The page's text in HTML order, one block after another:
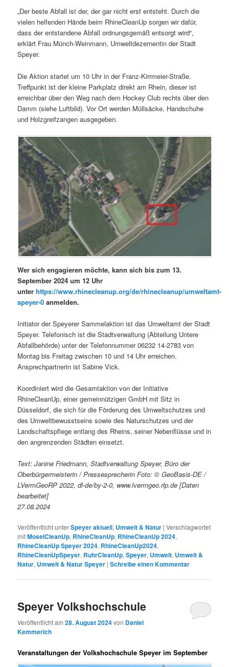
„Der beste Abfall ist der, der gar nicht erst entsteht. Durch die
vielen helfenden Hände beim RhineCleanUp sorgen wir dafür,
dass der entstandene Abfall ordnungsgemäß entsorgt wird“,
erklärt Frau Münch-Weinmann, Umweltdezernentin der Stadt
Speyer.
Die Aktion startet um 10 Uhr in der Franz-Kirrmeier-Straße.
Treffpunkt ist der kleine Parkplatz direkt am Rhein, dieser ist
erreichbar über den Weg nach dem Hockey Club rechts über den
Damm (siehe Luftbild). Vor Ort werden Müllsäcke, Handschuhe
und Holzgreifzangen ausgegeben.
Wer sich engagieren möchte, kann sich bis zum 13.
September 2024 um 12 Uhr
unterhttps://www.rhinecleanup.org/de/rhinecleanup/umweltamt-
speyer-0 anmelden.
Initiator der Speyerer Sammelaktion ist das Umweltamt der Stadt
Speyer. Telefonisch ist die Stadtverwaltung (Abteilung Untere
Abfallbehörde) unter der Telefonnummer 06232 14-2783 von
Montag bis Freitag zwischen 10 und 14 Uhr erreichen.
Ansprechpartnerin ist Sabine Vick.
Koordiniert wird die Gesamtaktion von der Initiative
RhineCleanUp, einer gemeinnützigen GmbH mit Sitz in
Düsseldorf, die sich für die Förderung des Umweltschutzes und
des Umweltbewusstseins sowie des Naturschutzes und der
Landschaftspflege entlang des Rheins, seiner Nebenflüsse und in
den angrenzenden Städten einsetzt.
Text: Janine Friedmann, Stadtverwaltung Speyer, Büro der
Oberbürgermeisterin / Pressesprecherin Foto: © GeoBasis-DE /
LVermGeoRP 2022, dl-de/by-2-0, www.lvermgeo.rlp.de [Daten
bearbeitet]
27.08.2024
Veröffentlicht unterSpeyer aktuell, Umwelt & Natur |Verschlagwortet
mitMoselCleanUp, RhineCleanUp, RhineCleanUp 2024,
RhineCleanUp Speyer 2024, RhineCleanUp2024,
RhineCleanUpSpeyer, RuhrCleanUp,Speyer, Umwelt, Umwelt &
Natur, Umwelt & Natur Speyer |Schreibe einen Kommentar
Speyer Volkshochschule
Veröffentlicht am28. August 2024von Daniel
Kemmerich
Veranstaltungen der Volkshochschule Speyer im September